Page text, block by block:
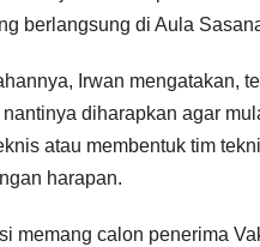
berlangsung di Aula
Irwan mengatakan,
diharapkan agar
atau membentuk tim
harapan.
memang calon penerima